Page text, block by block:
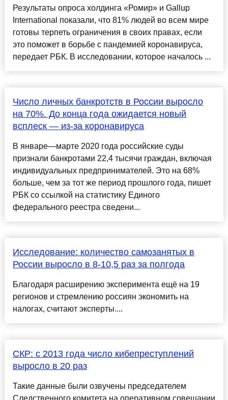
Результаты опроса холдинга «Ромир» и Gallup
International показали, что 81% людей во всем мире
готовы терпеть ограничения в своих правах, если
это поможет в борьбе с пандемией коронавируса,
передает РБК. В исследовании, которое началось ...
Число личных банкротств в России выросло
на 70%. До конца года ожидается новый
всплеск — из-за коронавируса
В январе—марте 2020 года российские суды
признали банкротами 22,4 тысячи граждан, включая
индивидуальных предпринимателей. Это на 68%
больше, чем за тот же период прошлого года, пишет
РБК со ссылкой на статистику Единого
федерального реестра сведени...
Исследование: количество самозанятых в
России выросло в 8-10,5 раз за полгода
Благодаря расширению эксперимента ещё на 19
регионов и стремлению россиян экономить на
налогах, считают эксперты....
СКР: с 2013 года число кибепреступлений
выросло в 20 раз
Такие данные были озвучены председателем